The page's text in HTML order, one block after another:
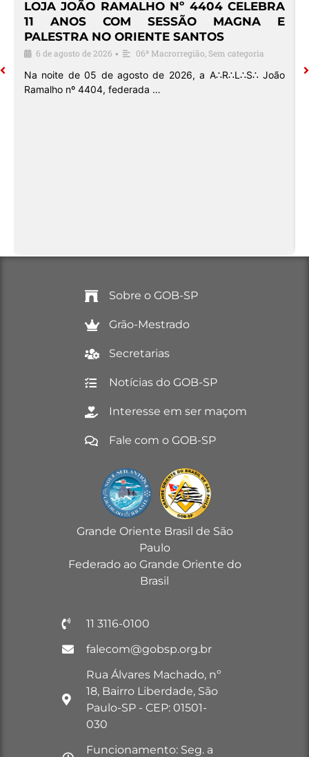
LOJA JOÃO RAMALHO Nº 4404 CELEBRA
11 ANOS COM SESSÃO MAGNA E
PALESTRA NO ORIENTE SANTOS
6 de agosto de 2026 • 06ª Macrorregião Sem categoria
Na noite de 05 de agosto de 2026, a A∴R∴L∴S∴ João
Ramalho nº 4404, federada …
Sobre o GOB-SP
Grão-Mestrado
Secretarias
Notícias do GOB-SP
Interesse em ser maçom
Fale com o GOB-SP
Grande Oriente Brasil de São
Paulo
Federado ao Grande Oriente do
Brasil
11 3116-0100
falecom@gobsp.org.br
Rua Álvares Machado, nº
18, Bairro Liberdade, São
Paulo-SP - CEP: 01501-
030
Funcionamento: Seg. a